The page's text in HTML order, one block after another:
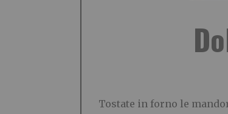
Tostate in forno le